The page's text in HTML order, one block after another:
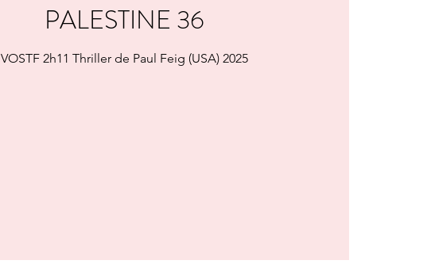
PALESTINE 36
VOSTF 2h11 Thriller de Paul Feig (USA) 2025